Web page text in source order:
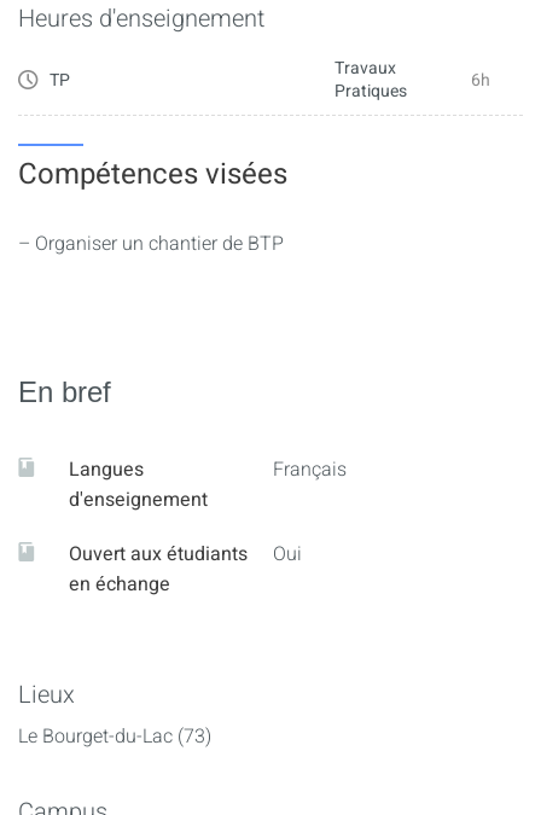
Heures d'enseignement
TP
Travaux
Pratiques
6h
Compétences visées
– Organiser un chantier de BTP
En bref
Langues
d'enseignement
Français
Ouvert aux étudiants
en échange
Oui
Lieux
Le Bourget-du-Lac (73)